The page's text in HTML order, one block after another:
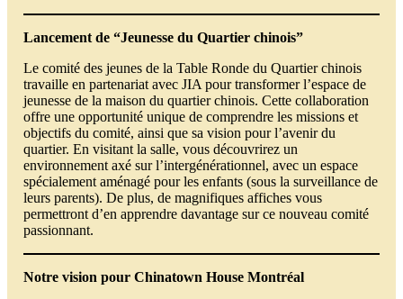
Lancement de “Jeunesse du Quartier chinois”
Le comité des jeunes de la Table Ronde du Quartier chinois
travaille en partenariat avec JIA pour transformer l’espace de
jeunesse de la maison du quartier chinois. Cette collaboration
offre une opportunité unique de comprendre les missions et
objectifs du comité, ainsi que sa vision pour l’avenir du
quartier. En visitant la salle, vous découvrirez un
environnement axé sur l’intergénérationnel, avec un espace
spécialement aménagé pour les enfants (sous la surveillance de
leurs parents). De plus, de magnifiques affiches vous
permettront d’en apprendre davantage sur ce nouveau comité
passionnant.
Notre vision pour Chinatown House Montréal